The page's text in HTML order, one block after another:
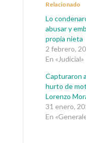
Relacionado
Lo
abusar y
propia nieta
2 febrero,
En «Judicial»
Capturaron
hurto de
Lorenzo
31 enero,
En